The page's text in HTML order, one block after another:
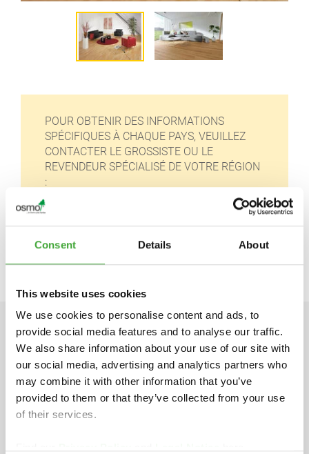
Consent Details About
This website uses cookies
We use cookies to personalise content and ads, to
provide social media features and to analyse our traffic.
We also share information about your use of our site with
our social media, advertising and analytics partners who
may combine it with other information that you’ve
provided to them or that they’ve collected from your use
of their services.
POUR OBTENIR DES INFORMATIONS
SPÉCIFIQUES À CHAQUE PAYS, VEUILLEZ
CONTACTER LE GROSSISTE OU LE
REVENDEUR SPÉCIALISÉ DE VOTRE RÉGION
:
https://www.osmo.fr
info-export@osmo.de
INFORMATIONS TECHNIQUE